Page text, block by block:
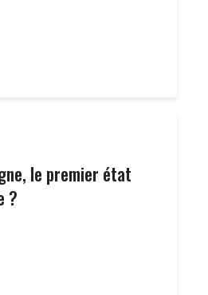
le premier état
?